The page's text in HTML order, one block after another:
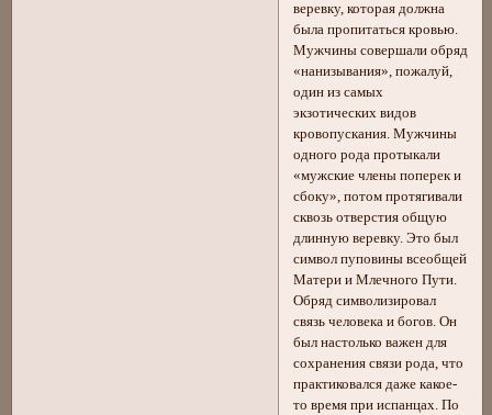
веревку, которая должна
была пропитаться кровью.
Мужчины совершали обряд
«нанизывания», пожалуй,
один из самых
экзотических видов
кровопускания. Мужчины
одного рода протыкали
«мужские члены поперек и
сбоку», потом протягивали
сквозь отверстия общую
длинную веревку. Это был
символ пуповины всеобщей
Матери и Млечного Пути.
Обряд символизировал
связь человека и богов. Он
был настолько важен для
сохранения связи рода, что
практиковался даже какое-
то время при испанцах. По